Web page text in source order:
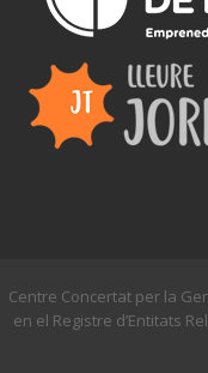
Centre Concertat per la
en el Registre d’Entitats